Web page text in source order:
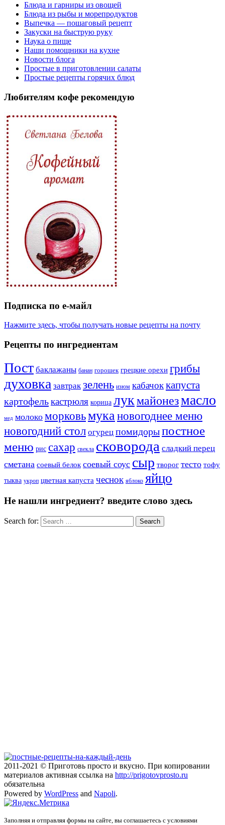
Блюда и гарниры из овощей
Блюда из рыбы и морепродуктов
Выпечка — пошаговый рецепт
Закуски на быструю руку
Наука о пище
Наши помощники на кухне
Новости блога
Простые в приготовлении салаты
Простые рецепты горячих блюд
Любителям кофе рекомендую
Подписка по е-майл
Нажмите здесь, чтобы получать новые рецепты на почту
Рецепты по ингредиентам
Пост баклажаны банан горошек грецкие орехи грибы
духовка завтрак зелень изюм кабачоккапуста
картофелькастрюля корица лукмайонезмасло
мед молоко морковьмука новогоднее меню
новогодний стол огурец помидорыпостное
меню рис сахар свекла сковорода сладкий перец
сметана соевый белок соевый соус сыр творог тесто тофу
тыква укроп цветная капуста чеснок яблоко яйцо
Не нашли ингредиент? введите слово здесь
Search for: Search
2011-2021 © Приготовь просто и вкусно. При копировании
материалов активная ссылка на http://prigotovprosto.ru
обязательна
Powered by WordPress and Napoli.
Заполняя и отправляя формы на сайте, вы соглашаетесь с условиями